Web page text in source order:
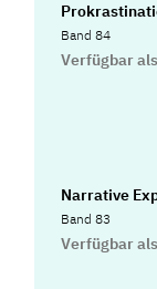
Band 84
Verfügbar
Narrative
Band 83
Verfügbar